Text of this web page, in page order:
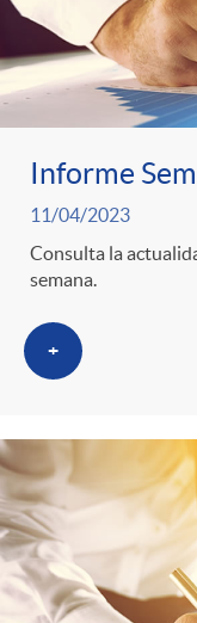
Informe
11/04/2023
Consulta la
semana.
+